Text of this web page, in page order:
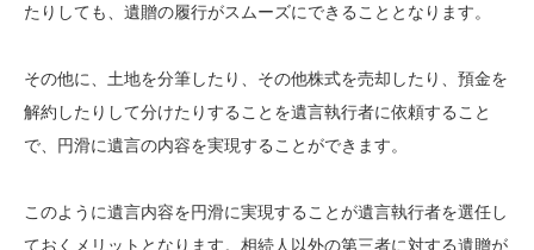
たりしても、遺贈の履行がスムーズにできることとなります。
その他に、土地を分筆したり、その他株式を売却したり、預金を
解約したりして分けたりすることを遺言執行者に依頼すること
で、円滑に遺言の内容を実現することができます。
このように遺言内容を円滑に実現することが遺言執行者を選任し
ておくメリットとなります。相続人以外の第三者に対する遺贈が